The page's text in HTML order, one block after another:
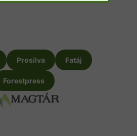
Prosilva Fatáj
Forestpress